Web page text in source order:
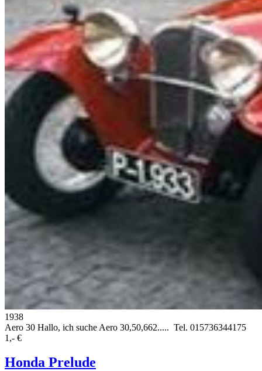
1938
Aero 30 Hallo, ich suche Aero 30,50,662..... Tel. 015736344175
1,- €
Honda Prelude